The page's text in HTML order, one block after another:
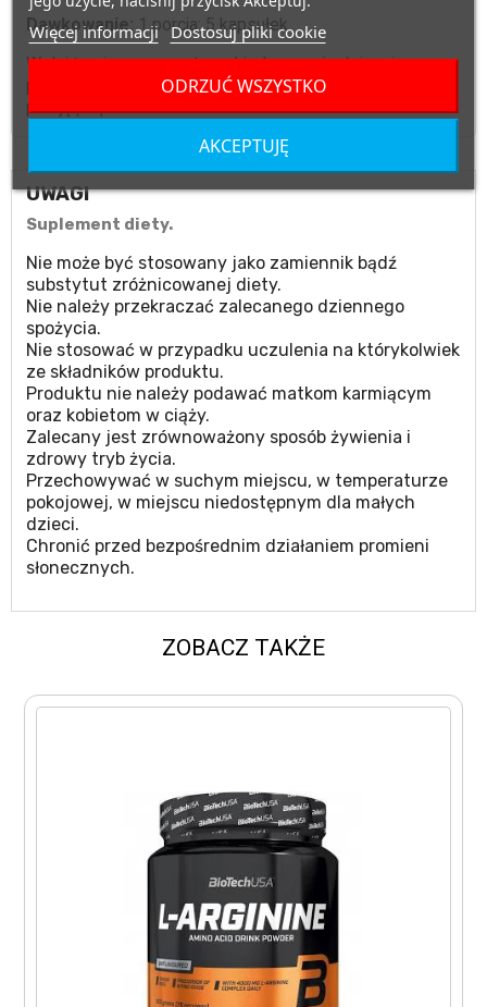
Dawkowanie:
1 porcja: 5 kapsułek.
W dni treningowe spożywać jedną porcję dziennie po
przebudzeniu lub po treningu. W dni nietreningowe jedną
porcję po przebudzeniu.
UWAGI
Suplement diety.
Nie może być stosowany jako zamiennik bądź
substytut zróżnicowanej diety.
Nie należy przekraczać zalecanego dziennego
spożycia.
Nie stosować w przypadku uczulenia na którykolwiek
ze składników produktu.
Produktu nie należy podawać matkom karmiącym
oraz kobietom w ciąży.
Zalecany jest zrównoważony sposób żywienia i
zdrowy tryb życia.
Przechowywać w suchym miejscu, w temperaturze
pokojowej, w miejscu niedostępnym dla małych
dzieci.
Chronić przed bezpośrednim działaniem promieni
słonecznych.
ZOBACZ TAKŻE
Więcej informacji Dostosuj pliki cookie
ODRZUĆ WSZYSTKO
AKCEPTUJĘ